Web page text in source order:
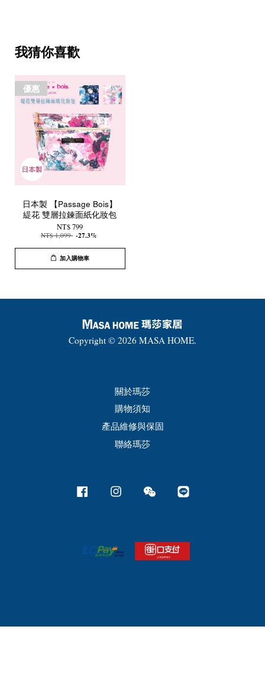
我猜你喜歡
優惠
日本製 【Passage Bois】
緹花 雙層拉鍊面紙化妝包
NT$ 799
NT$ 1,099 -27.3%
加入購物車
Copyright © 2026 MASA HOME.
關於瑪莎
購物須知
產品維修與保固
聯絡瑪莎
Facebook Instagram Wechat